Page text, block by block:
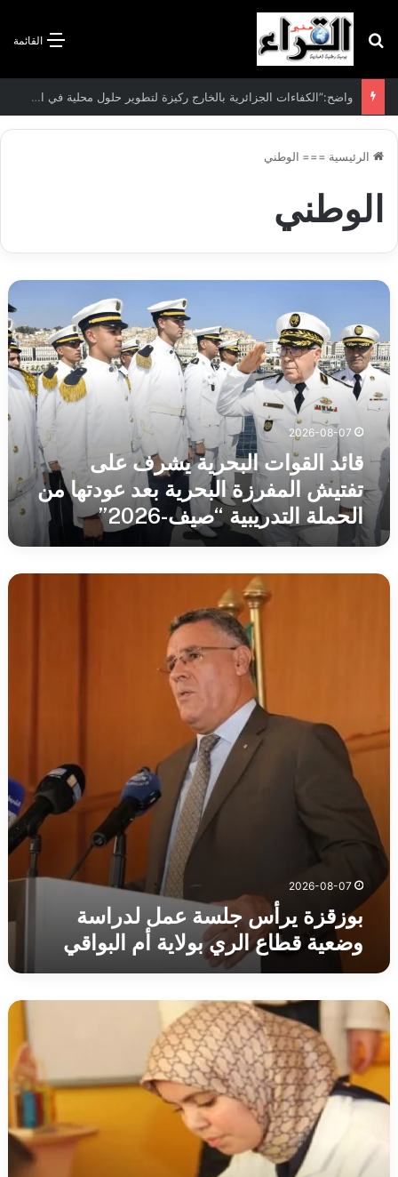
القائمة بحث عن
وزارة الصحة تجند كل الإمكانيات للتكفل بضحايا حادثي المرور بقسنطينة وتيارت
الرئيسية === الوطني
الوطني
قائد
البحرية
يشرف
على
تفتيش
المفرزة
البحرية
بعد
عودتها
من
الحملة
التدريبية
“صيف-2026”
2026-08-07
قائد القوات البحرية يشرف على
تفتيش المفرزة البحرية بعد عودتها من
الحملة التدريبية “صيف-2026”
بوزقزة
بولاية
2026-08-07
بوزقزة يرأس جلسة عمل لدراسة
وضعية قطاع الري بولاية أم البواقي
رهان
على
الادماج
المبكّر
للمتمدرسين
المصابين